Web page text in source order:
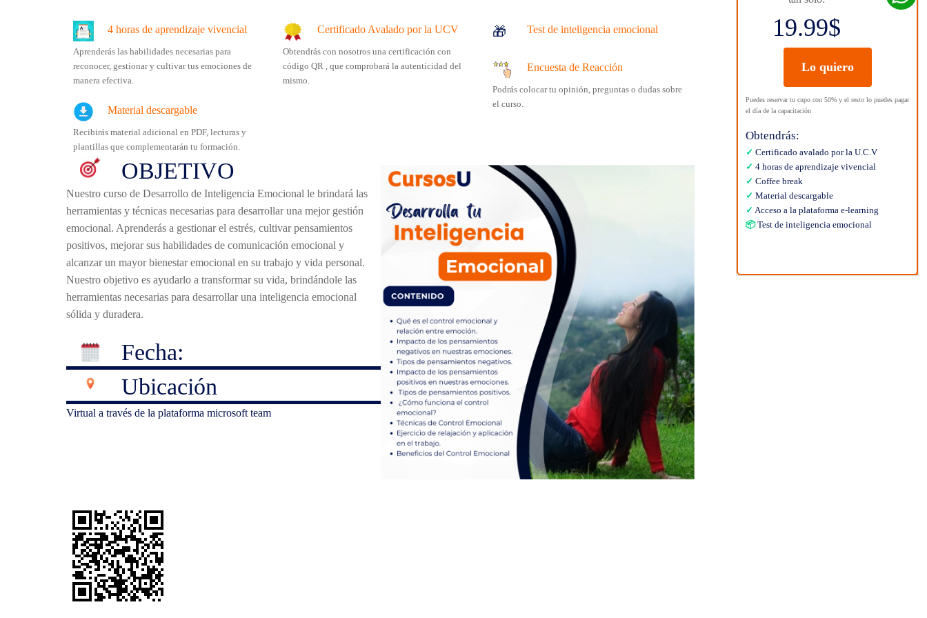
4 horas de aprendizaje vivencial
Aprenderás las habilidades necesarias para
reconocer, gestionar y cultivar tus emociones de
manera efectiva.
Material descargable
Recibirás material adicional en PDF, lecturas y
plantillas que complementarán tu formación.
Certificado Avalado por la UCV
Obtendrás con nosotros una certificación con
código QR , que comprobará la autenticidad del
mismo.
🎁 Test de inteligencia emocional
Encuesta de Reacción
Podrás colocar tu opinión, preguntas o dudas sobre
el curso.
OBJETIVO
Nuestro curso de Desarrollo de Inteligencia Emocional le brindará las
herramientas y técnicas necesarias para desarrollar una mejor gestión
emocional. Aprenderás a gestionar el estrés, cultivar pensamientos
positivos, mejorar sus habilidades de comunicación emocional y
alcanzar un mayor bienestar emocional en su trabajo y vida personal.
Nuestro objetivo es ayudarlo a transformar su vida, brindándole las
herramientas necesarias para desarrollar una inteligencia emocional
sólida y duradera.
Fecha:
Ubicación
Virtual a través de la plataforma microsoft team
19.99$
Lo quiero
Puedes reservar tu cupo con 50% y el resto lo puedes pagar
el día de la capacitación
Obtendrás:
✓ Certificado avalado por la U.C.V
✓ 4 horas de aprendizaje vivencial
✓ Coffee break
✓ Material descargable
✓ Acceso a la plataforma e-learning
📦 Test de inteligencia emocional